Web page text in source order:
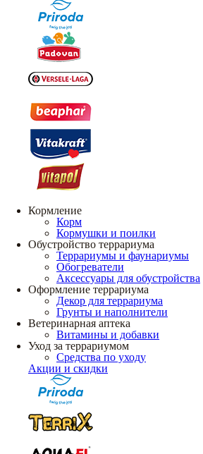
Кормление
Корм
Кормушки и поилки
Обустройство террариума
Террариумы и фаунариумы
Обогреватели
Аксессуары для обустройства
Оформление террариума
Декор для террариума
Грунты и наполнители
Ветеринарная аптека
Витамины и добавки
Уход за террариумом
Средства по уходу
Акции и скидки